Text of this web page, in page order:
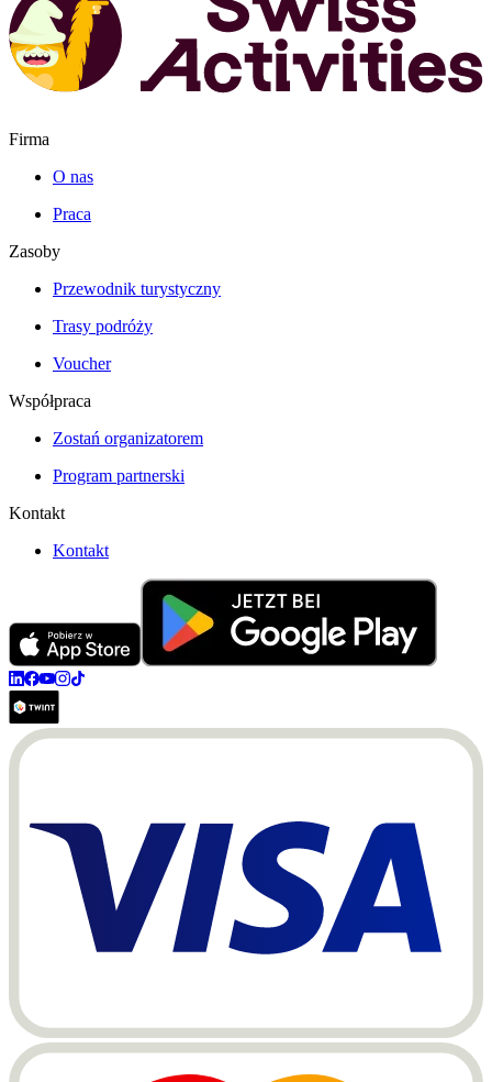
Firma
O nas
Praca
Zasoby
Przewodnik turystyczny
Trasy podróży
Voucher
Współpraca
Zostań organizatorem
Program partnerski
Kontakt
Kontakt